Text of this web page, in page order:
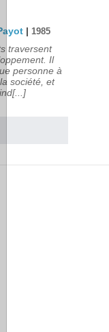
| 1985
traversent
Il
personne à
société, et